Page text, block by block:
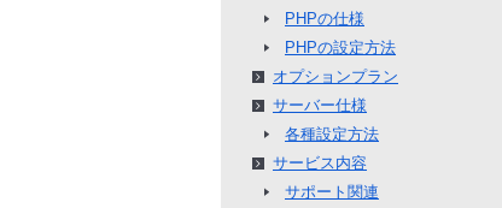
PHPの仕様
PHPの設定方法
オプションプラン
サーバー仕様
各種設定方法
サービス内容
サポート関連